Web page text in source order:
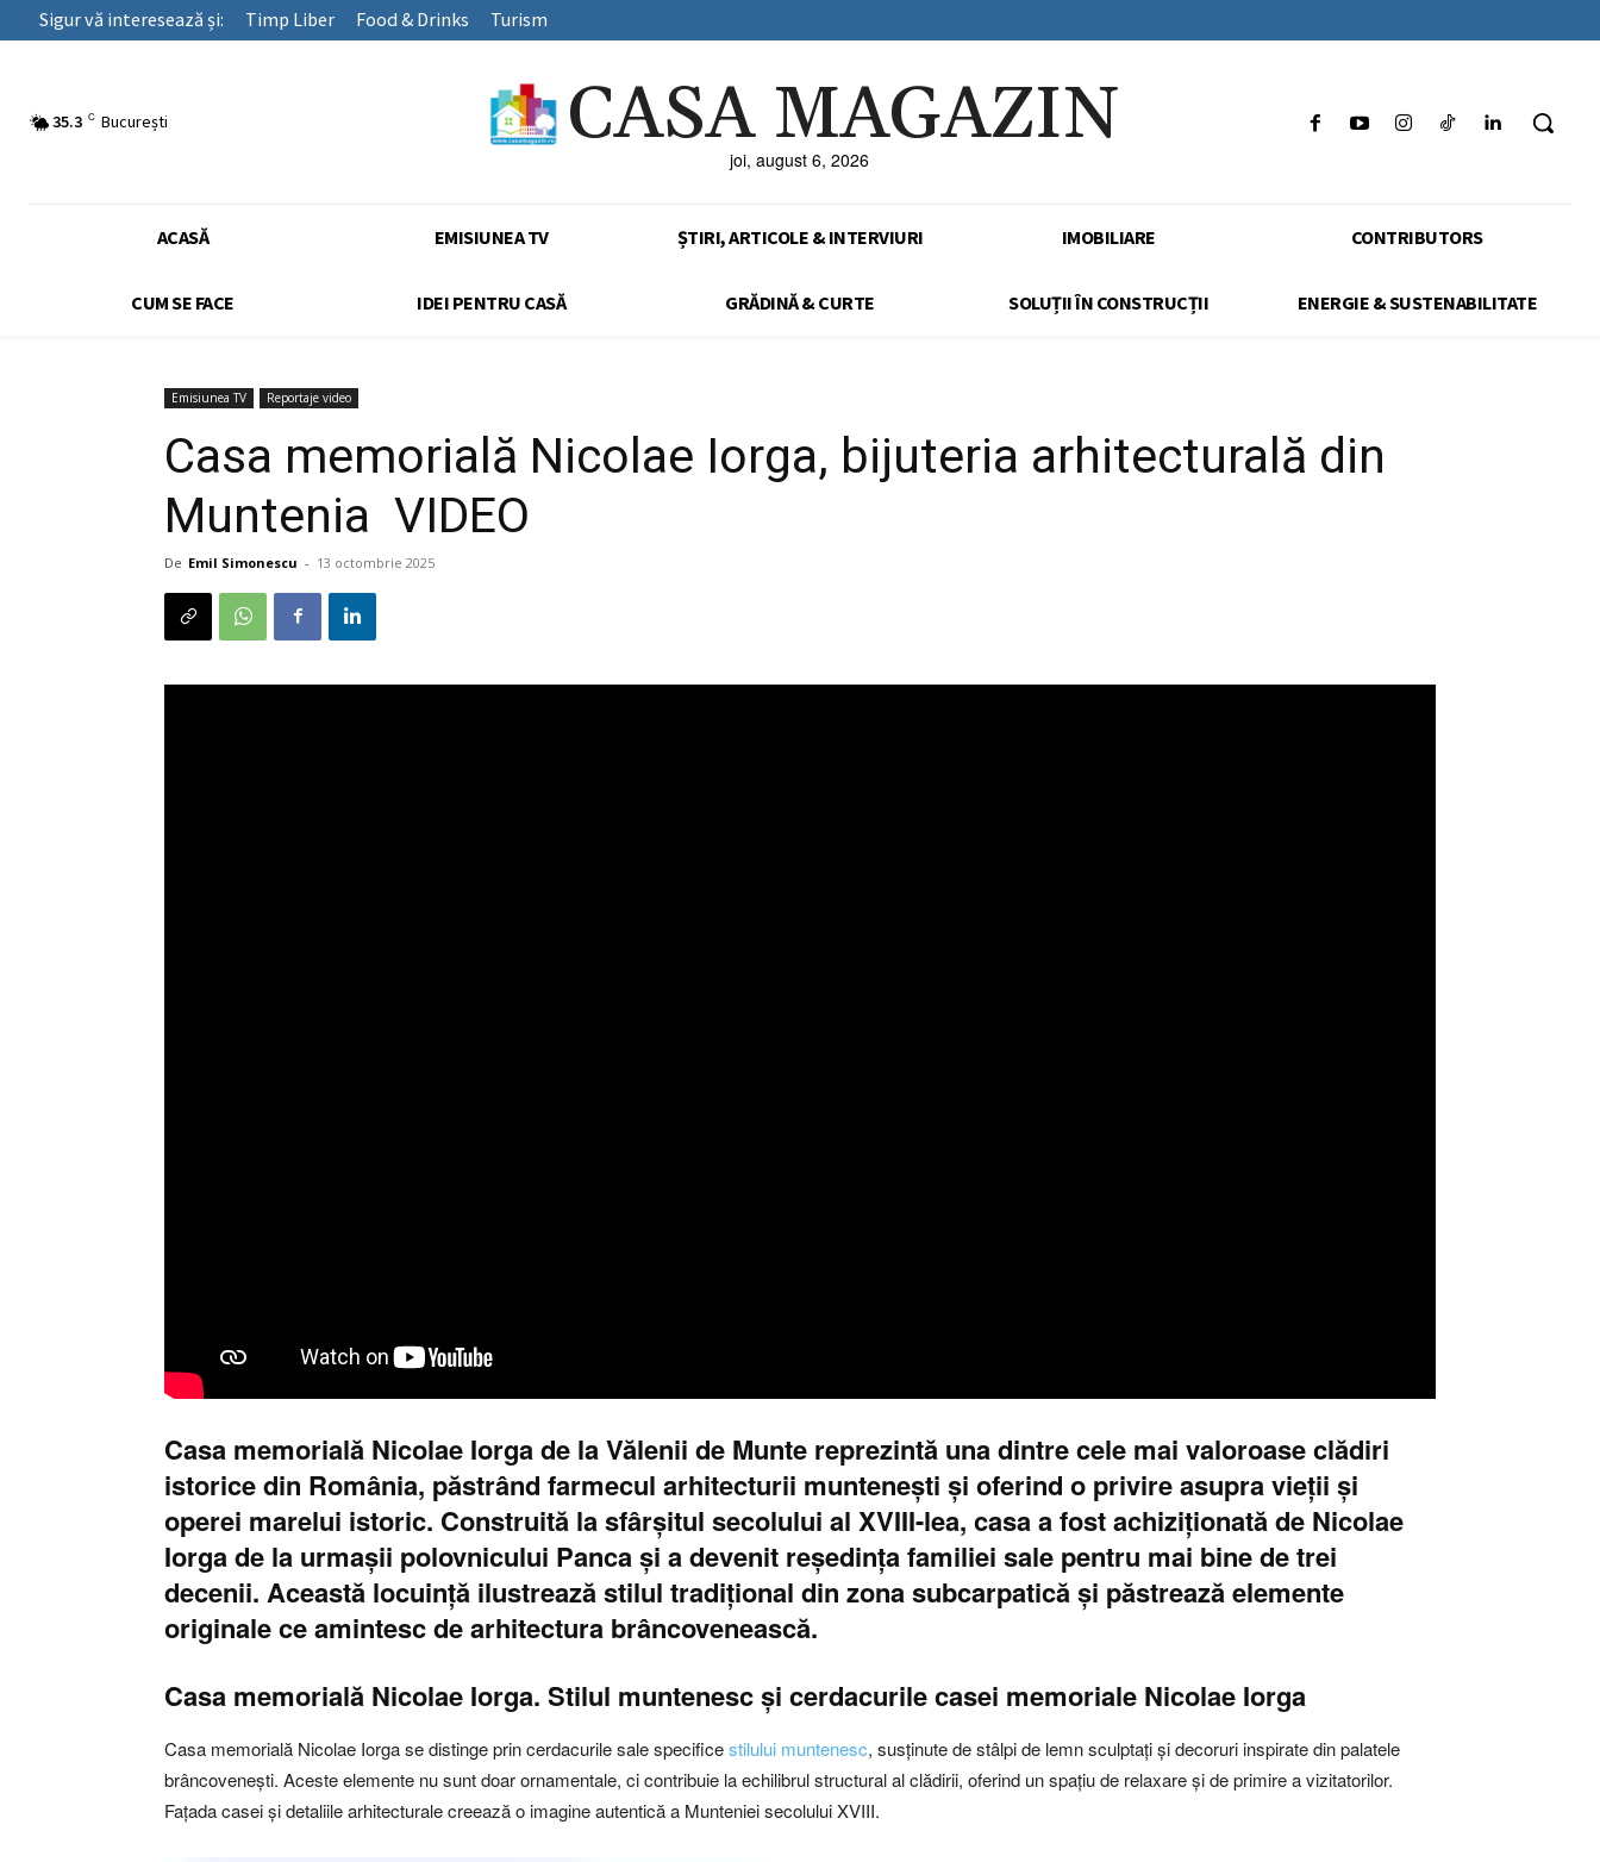
Sigur vă interesează și: Timp Liber Food & Drinks Turism
35.3 C București CASA MAGAZIN
joi, august 6, 2026
ACASĂ EMISIUNEA TV ȘTIRI, ARTICOLE & INTERVIURI IMOBILIARE CONTRIBUTORS
CUM SE FACE IDEI PENTRU CASĂ GRĂDINĂ & CURTE SOLUȚII ÎN CONSTRUCȚII ENERGIE & SUSTENABILITATE
Emisiunea TV Reportaje video
Casa memorială Nicolae Iorga, bijuteria arhitecturală din
Muntenia VIDEO
De Emil Simonescu - 13 octombrie 2025
Casa memorială Nicolae Iorga de la Vălenii de Munte reprezintă una dintre cele mai valoroase clădiri
istorice din România, păstrând farmecul arhitecturii muntenești și oferind o privire asupra vieții și
operei marelui istoric. Construită la sfârșitul secolului al XVIII-lea, casa a fost achiziționată de Nicolae
Iorga de la urmașii polovnicului Panca și a devenit reședința familiei sale pentru mai bine de trei
decenii. Această locuință ilustrează stilul tradițional din zona subcarpatică și păstrează elemente
originale ce amintesc de arhitectura brâncovenească.
Casa memorială Nicolae Iorga. Stilul muntenesc și cerdacurile casei memoriale Nicolae Iorga
Casa memorială Nicolae Iorga se distinge prin cerdacurile sale specificestilului muntenesc, susținute de stâlpi de lemn sculptați și decoruri inspirate din palatele
brâncovenești. Aceste elemente nu sunt doar ornamentale, ci contribuie la echilibrul structural al clădirii, oferind un spațiu de relaxare și de primire a vizitatorilor.
Fațada casei și detaliile arhitecturale creează o imagine autentică a Munteniei secolului XVIII.